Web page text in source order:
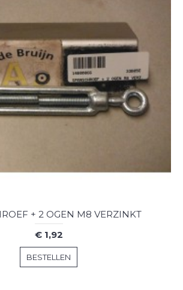
+ 2 OGEN M8 VERZINKT
€ 1,92
BESTELLEN